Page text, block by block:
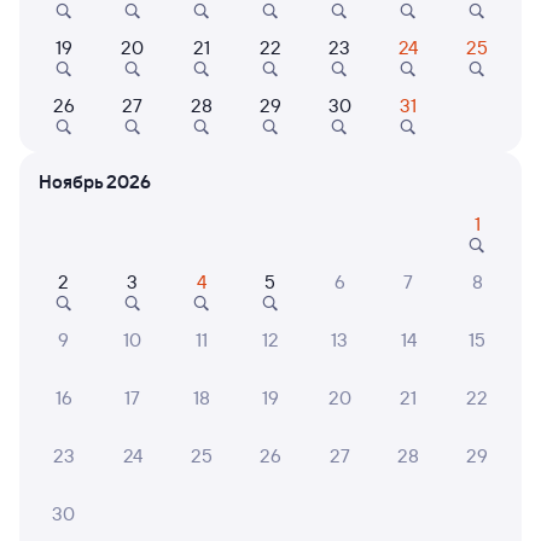
Выбор любимых мест на схемах вагонов
Подробные ответы на вопросы о поездке или
СМС-сопровождение до посадки в поезд
Оформление без регистрации на сайте
Частые вопросы
Что нужно, чтобы сесть в поезд?
Что делать, если ошибся при вводе данных
19 20 21 22 23 24 25
26 27 28 29 30 31
Ноябрь 2026
1
2 3 4 5 6 7 8
9 10 11 12 13 14 15
16 17 18 19 20 21 22
23 24 25 26 27 28 29
30